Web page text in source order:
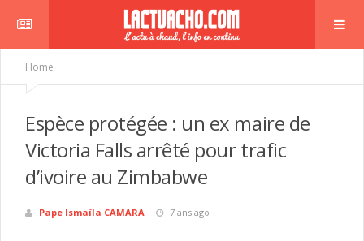
Home
Espèce protégée : un ex maire de
Victoria Falls arrêté pour trafic
d’ivoire au Zimbabwe
Pape Ismaïla CAMARA 7 ans ago